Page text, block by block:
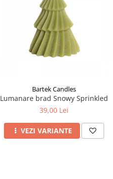
Bartek Candles
Lumanare brad Snowy Sprinkled
39,00 Lei
VEZI VARIANTE